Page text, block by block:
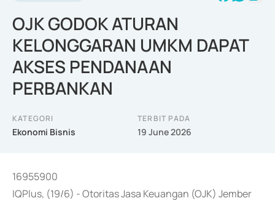
OJK GODOK ATURAN
KELONGGARAN UMKM DAPAT
AKSES PENDANAAN
PERBANKAN
KATEGORI
Ekonomi Bisnis
TERBIT PADA
19 June 2026
16955900
IQPlus, (19/6) - Otoritas Jasa Keuangan (OJK) Jember